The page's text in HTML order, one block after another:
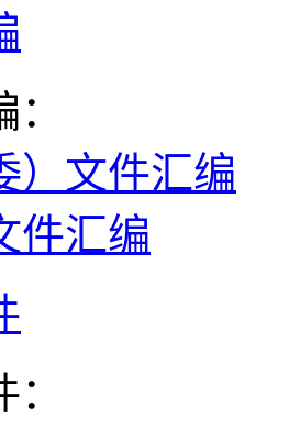
）文件汇编
件汇编